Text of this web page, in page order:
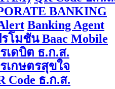
BANKING
Banking Agent
โมชัน Baac Mobile
เดบิต ธ.ก.ส.
เกษตรสุขใจ
Code ธ.ก.ส.